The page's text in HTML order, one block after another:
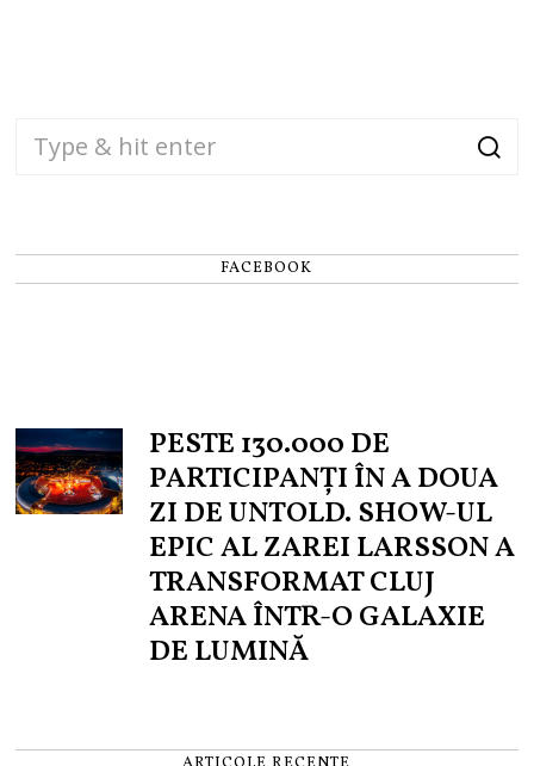
FACEBOOK
PESTE 130.000 DE
PARTICIPANȚI ÎN A DOUA
ZI DE UNTOLD. SHOW-UL
EPIC AL ZAREI LARSSON A
TRANSFORMAT CLUJ
ARENA ÎNTR-O GALAXIE
DE LUMINĂ